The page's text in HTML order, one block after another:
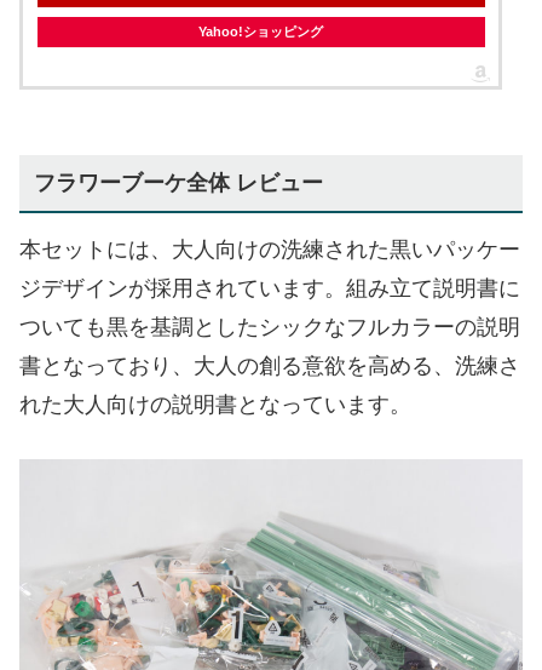
Yahoo!ショッピング
フラワーブーケ全体 レビュー
本セットには、大人向けの洗練された黒いパッケー
ジデザインが採用されています。組み立て説明書に
ついても黒を基調としたシックなフルカラーの説明
書となっており、大人の創る意欲を高める、洗練さ
れた大人向けの説明書となっています。